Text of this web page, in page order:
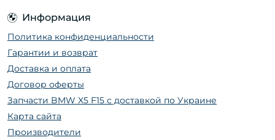
Информация
Политика конфиденциальности
Гарантии и возврат
Доставка и оплата
Договор оферты
Запчасти BMW X5 F15 с доставкой по Украине
Карта сайта
Производители